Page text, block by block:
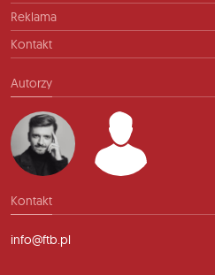
Reklama
Kontakt
Autorzy
Kontakt
info@ftb.pl